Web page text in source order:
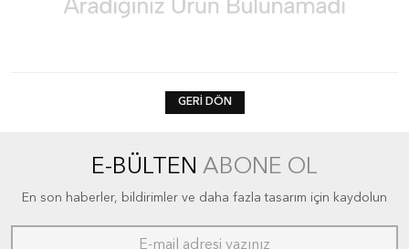
GERI DÖN
E-BÜLTEN ABONE OL
En son haberler, bildirimler ve daha fazla tasarım için kaydolun